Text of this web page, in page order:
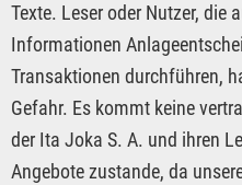
Texte. Leser oder Nutzer, die
Informationen
Transaktionen durchführen,
Gefahr. Es kommt keine
der Ita Joka S. A. und ihren
Angebote zustande, da